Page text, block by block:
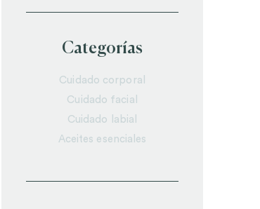
Categorías
Cuidado corporal
Cuidado facial
Cuidado labial
Aceites esenciales